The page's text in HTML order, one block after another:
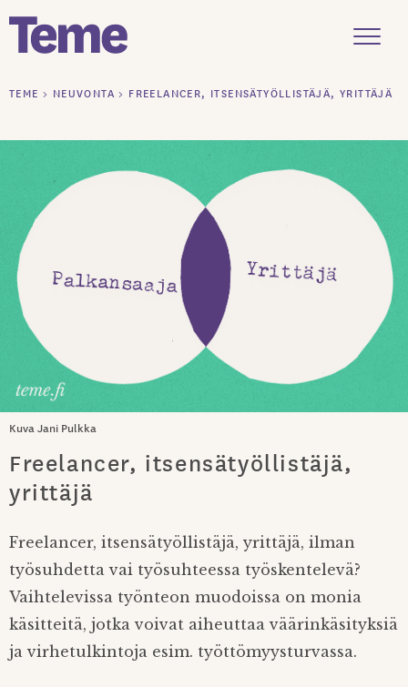
Siirry
TEME > NEUVONTA > FREELANCER, ITSENSÄTYÖLLISTÄJÄ, YRITTÄJÄ
Kuva Jani Pulkka
Freelancer, itsensätyöllistäjä,
yrittäjä
Freelancer, itsensätyöllistäjä, yrittäjä, ilman
työsuhdetta vai työsuhteessa työskentelevä?
Vaihtelevissa työnteon muodoissa on monia
käsitteitä, jotka voivat aiheuttaa väärinkäsityksiä
ja virhetulkintoja esim. työttömyysturvassa.